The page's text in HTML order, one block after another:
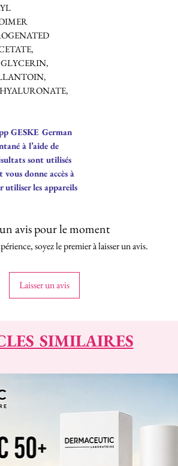
GESKE German
à l’aide de
sont utilisés
donne accès à
utiliser les appareils
avis pour le moment
soyez le premier à laisser un avis.
Laisser un avis
SIMILAIRES